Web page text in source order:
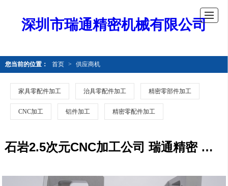
深圳市瑞通精密机械有限公司
您当前的位置： 首页 > 供应商机
家具零配件加工 治具零配件加工 精密零部件加工
CNC加工 铝件加工 精密零配件加工
石岩2.5次元CNC加工公司 瑞通精密 团队服务